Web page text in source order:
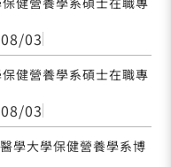
03
健營養學系碩士在職專
03
學大學保健營養學系博